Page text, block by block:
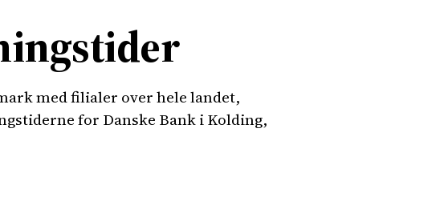
med filialer over hele landet,
for Danske Bank i Kolding,